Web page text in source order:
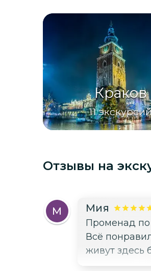
Краков
11
Отзывы на
М Мия
Променад
Всё
живут здесь